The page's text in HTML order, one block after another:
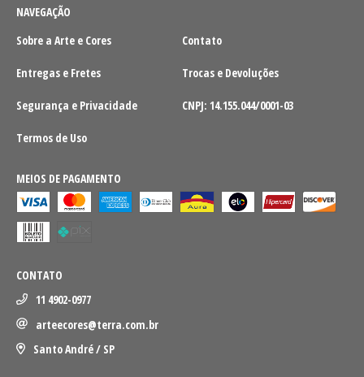
NAVEGAÇÃO
Sobre a Arte e Cores
Contato
Entregas e Fretes Trocas e Devoluções
Segurança e Privacidade CNPJ: 14.155.044/0001-03
Termos de Uso
MEIOS DE PAGAMENTO
CONTATO
11 4902-0977
arteecores@terra.com.br
Santo André / SP